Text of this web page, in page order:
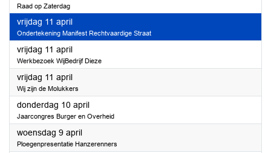
Raad op Zaterdag
vrijdag 11 april2025
Ondertekening Manifest Rechtvaardige Straat
vrijdag 11 april2025
Werkbezoek WijBedrijf Dieze
vrijdag 11 april2025
Wij zijn de Molukkers
donderdag 10 april2025
Jaarcongres Burger en Overheid
woensdag 9 april2025
Ploegenpresentatie Hanzerenners